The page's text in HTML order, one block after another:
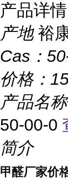
产品详情
产地 裕
Cas：
价格：
产品名称
50-00-0
简介
甲醛厂家价